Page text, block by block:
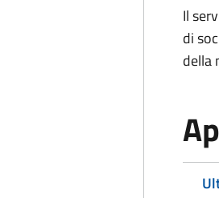
Il
di
della